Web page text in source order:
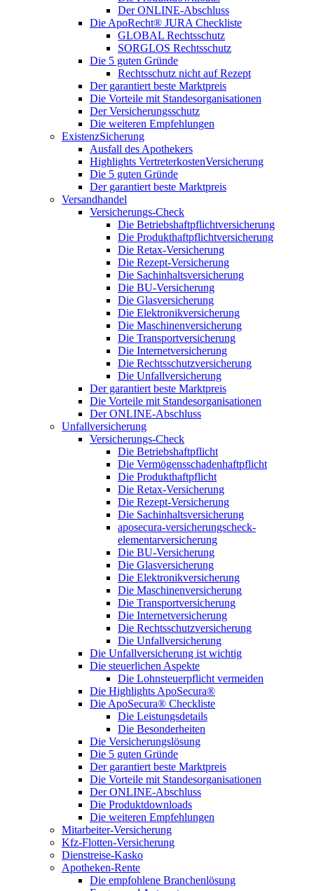
Der ONLINE-Abschluss
Die ApoRecht® JURA Checkliste
GLOBAL Rechtsschutz
SORGLOS Rechtsschutz
Die 5 guten Gründe
Rechtsschutz nicht auf Rezept
Der garantiert beste Marktpreis
Die Vorteile mit Standesorganisationen
Der Versicherungsschutz
Die weiteren Empfehlungen
ExistenzSicherung
Ausfall des Apothekers
Highlights VertreterkostenVersicherung
Die 5 guten Gründe
Der garantiert beste Marktpreis
Versandhandel
Versicherungs-Check
Die Betriebshaftpflichtversicherung
Die Produkthaftpflichtversicherung
Die Retax-Versicherung
Die Rezept-Versicherung
Die Sachinhaltsversicherung
Die BU-Versicherung
Die Glasversicherung
Die Elektronikversicherung
Die Maschinenversicherung
Die Transportversicherung
Die Internetversicherung
Die Rechtsschutzversicherung
Die Unfallversicherung
Der garantiert beste Marktpreis
Die Vorteile mit Standesorganisationen
Der ONLINE-Abschluss
Unfallversicherung
Versicherungs-Check
Die Betriebshaftpflicht
Die Vermögensschadenhaftpflicht
Die Produkthaftpflicht
Die Retax-Versicherung
Die Rezept-Versicherung
Die Sachinhaltsversicherung
aposecura-versicherungscheck-
elementarversicherung
Die BU-Versicherung
Die Glasversicherung
Die Elektronikversicherung
Die Maschinenversicherung
Die Transportversicherung
Die Internetversicherung
Die Rechtsschutzversicherung
Die Unfallversicherung
Die Unfallversicherung ist wichtig
Die steuerlichen Aspekte
Die Lohnsteuerpflicht vermeiden
Die Highlights ApoSecura®
Die ApoSecura® Checkliste
Die Leistungsdetails
Die Besonderheiten
Die Versicherungslösung
Die 5 guten Gründe
Der garantiert beste Marktpreis
Die Vorteile mit Standesorganisationen
Der ONLINE-Abschluss
Die Produktdownloads
Die weiteren Empfehlungen
Mitarbeiter-Versicherung
Kfz-Flotten-Versicherung
Dienstreise-Kasko
Apotheken-Rente
Die empfohlene Branchenlösung